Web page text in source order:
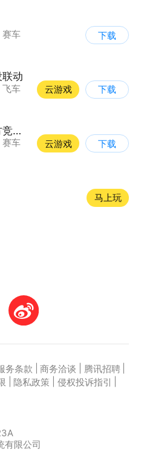
赛车
下载
动
飞车
云游戏 下载
跑跑卡丁车官方竞速版
赛车
云游戏 下载
马上玩
务条款 商务洽谈 腾讯招聘
隐私政策 侵权投诉指引
有限公司